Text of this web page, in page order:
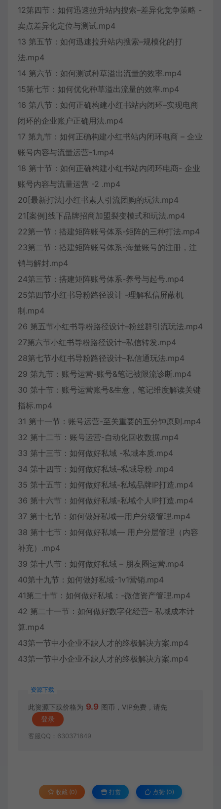
12第四节：如何迅速拉升站内搜索–差异化竞争策略 -
卖点差异化定位与测试.mp4
13 第五节：如何迅速拉升站内搜索–规模化的打
法.mp4
14 第六节：如何测试种草溢出流量的效率.mp4
15第七节：如何优化种草溢出流量的效率.mp4
16 第八节：如何正确构建小红书站内闭环–实现电商
闭环的企业账户正确用法.mp4
17 第九节：如何正确构建小红书站内闭环电商 – 企业
账号内容与流量运营-1.mp4
18 第十节：如何正确构建小红书站内闭环电商- 企业
账号内容与流量运营 -2 .mp4
20[最新打法]小红书素人引流团购的玩法.mp4
21[案例]线下品牌招商加盟裂变模式和玩法.mp4
22第一节：搭建矩阵账号体系-矩阵的三种打法.mp4
23第二节：搭建矩阵账号体系-海量账号的注册，注
销与解封.mp4
24第三节：搭建矩阵账号体系-养号与起号.mp4
25第四节小红书导粉路径设计 -理解私信屏蔽机
制.mp4
26 第五节小红书导粉路径设计–粉丝群引流玩法.mp4
27第六节小红书导粉路径设计–私信转发.mp4
28第七节小红书导粉路径设计–私信通玩法.mp4
29 第九节：账号运营-账号&笔记被限流诊断.mp4
30 第十节：账号运营账号&生意，笔记维度解读关键
指标.mp4
31 第十一节：账号运营-至关重要的五分钟原则.mp4
32 第十二节：账号运营-自动化回收数据.mp4
33 第十三节：如何做好私域 -私域本质.mp4
34 第十四节：如何做好私域–私域导粉 .mp4
35 第十五节：如何做好私域-私域品牌IP打造.mp4
36 第十六节：如何做好私域-私域个人IP打造.mp4
37 第十七节：如何做好私域—用户分级管理.mp4
38 第十七节：如何做好私域— 用户分层管理（内容
补充）.mp4
39 第十八节：如何做好私域 – 朋友圈运营.mp4
40第十九节：如何做好私域-1v1营销.mp4
41第二十节：如何做好私域：-微信资产管理.mp4
42 第二十一节：如何做好数字化经营– 私域成本计
算.mp4
43第一节中小企业不缺人才的终极解决方案.mp4
43第一节中小企业不缺人才的终极解决方案.mp4
资源下载
此资源下载价格为 9.9 图币，VIP免费，请先
登录
客服QQ：630371849
收藏 (0) 打赏 点赞 (0)